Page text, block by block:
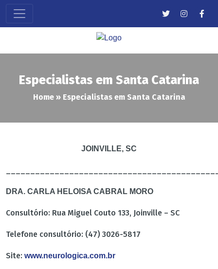
Especialistas em Santa Catarina
Home» Especialistas em Santa Catarina
JOINVILLE, SC
DRA. CARLA HELOISA CABRAL MORO
Consultório: Rua Miguel Couto 133, Joinville – SC
Telefone consultório: (47) 3026-5817
Site: www.neurologica.com.br